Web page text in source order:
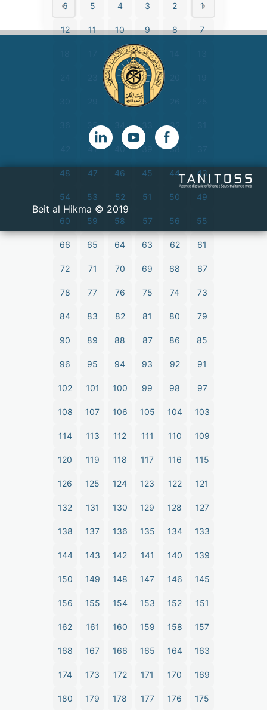
1
2
3
4
5
6
7
8
9
10
11
12
15
16
21
22
27
28
32
35
38
39
40
41
43
44
45
46
47
48
49
50
51
52
53
54
55
56
57
58
59
60
61
62
63
64
65
66
67
68
69
70
71
72
73
74
75
76
77
78
79
80
81
82
83
84
85
86
87
88
89
90
91
92
93
94
95
96
97
98
99
100
101
102
103
104
105
106
107
108
109
110
111
112
113
114
115
116
117
118
119
120
121
122
123
124
125
126
127
128
129
130
131
132
133
134
135
136
137
138
139
140
141
142
143
144
145
146
147
148
149
150
151
152
153
154
155
156
157
158
159
160
161
162
163
164
165
166
167
168
169
170
171
172
173
174
175
176
177
178
179
180
2019 © Beit al Hikma